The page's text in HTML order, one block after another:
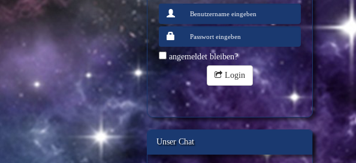
angemeldet bleiben?
Login
Unser Chat